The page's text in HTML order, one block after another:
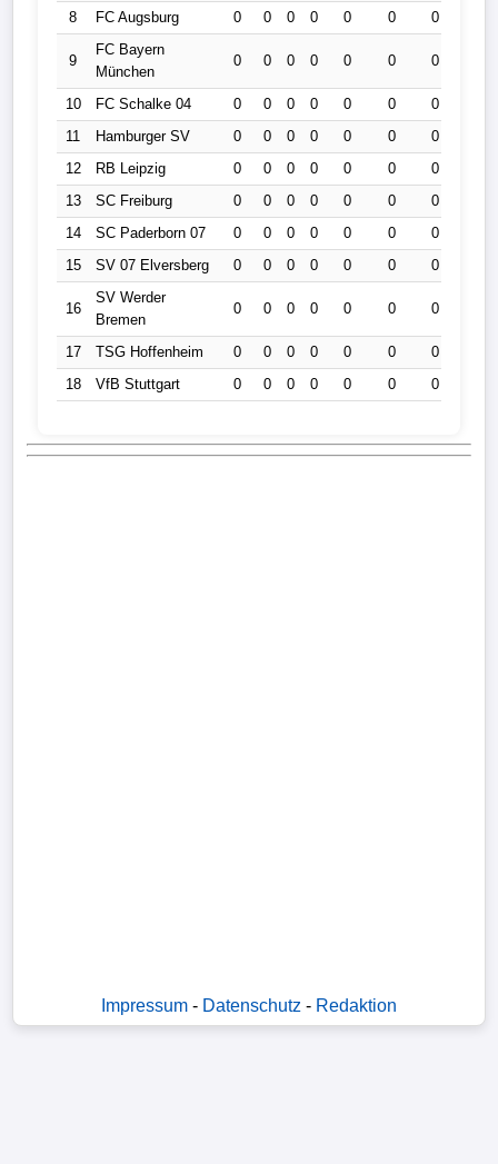
8 FC Augsburg 0 0 0 0 0 0 0
9
FC Bayern
München
0 0 0 0 0 0 0
10 FC Schalke 04 0 0 0 0 0 0 0
11
Hamburger SV 0 0 0 0 0 0 0
12
RB Leipzig 0 0 0 0 0 0 0
13
SC Freiburg 0 0 0 0 0 0 0
14
SC Paderborn 07 0 0 0 0 0 0 0
15
SV 07 Elversberg 0 0 0 0 0 0 0
16
SV Werder
Bremen
0 0 0 0 0 0 0
17 TSG Hoffenheim 0 0 0 0 0 0 0
18
VfB Stuttgart 0 0 0 0 0 0 0
Impressum - Datenschutz - Redaktion